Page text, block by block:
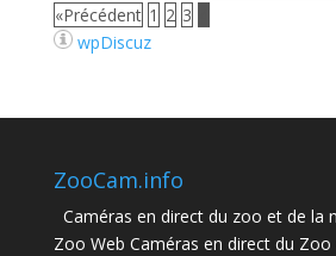
«Précédent 1 2 3
wpDiscuz
ZooCam.info
Caméras en direct du zoo et de la
Zoo Web Caméras en direct du